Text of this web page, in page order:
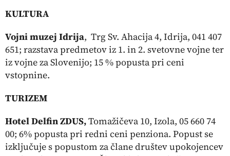
KULTURA
Vojni muzej Idrija, Trg Sv. Ahacija 4, Idrija, 041 407
651; razstava predmetov iz 1. in 2. svetovne vojne ter
iz vojne za Slovenijo; 15 % popusta pri ceni
vstopnine.
TURIZEM
Hotel Delfin ZDUS,Tomažičeva 10, Izola, 05 660 74
00; 6% popusta pri redni ceni penziona. Popust se
izključuje s popustom za člane društev upokojencev